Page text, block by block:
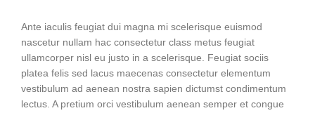
Ante iaculis feugiat dui magna mi scelerisque euismod
nascetur nullam hac consectetur class metus feugiat
ullamcorper nisl eu justo in a scelerisque. Feugiat sociis
platea felis sed lacus maecenas consectetur elementum
vestibulum ad aenean nostra sapien dictumst condimentum
lectus. A pretium orci vestibulum aenean semper et congue